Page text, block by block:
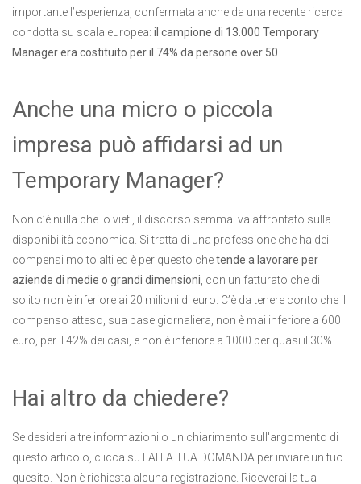
importante l’esperienza, confermata anche da una recente ricerca
condotta su scala europea: il campione di 13.000 Temporary
Manager era costituito per il 74% da persone over 50
Anche una micro o piccola
impresa può affidarsi ad un
Temporary Manager?
Non c’è nulla che lo vieti, il discorso semmai va affrontato sulla
disponibilità economica. Si tratta di una professione che ha dei
compensi molto alti ed è per questo chetende a lavorare per
aziende di medie o grandi dimensioni , con un fatturato che di
solito non è inferiore ai 20 milioni di euro. C’è da tenere conto che il
compenso atteso, sua base giornaliera, non è mai inferiore a 600
euro, per il 42% dei casi, e non è inferiore a 1000 per quasi il 30%.
Hai altro da chiedere?
Se desideri altre informazioni o un chiarimento sull'argomento di
questo articolo, clicca su FAI LA TUA DOMANDA per inviare un tuo
quesito. Non è richiesta alcuna registrazione. Riceverai la tua